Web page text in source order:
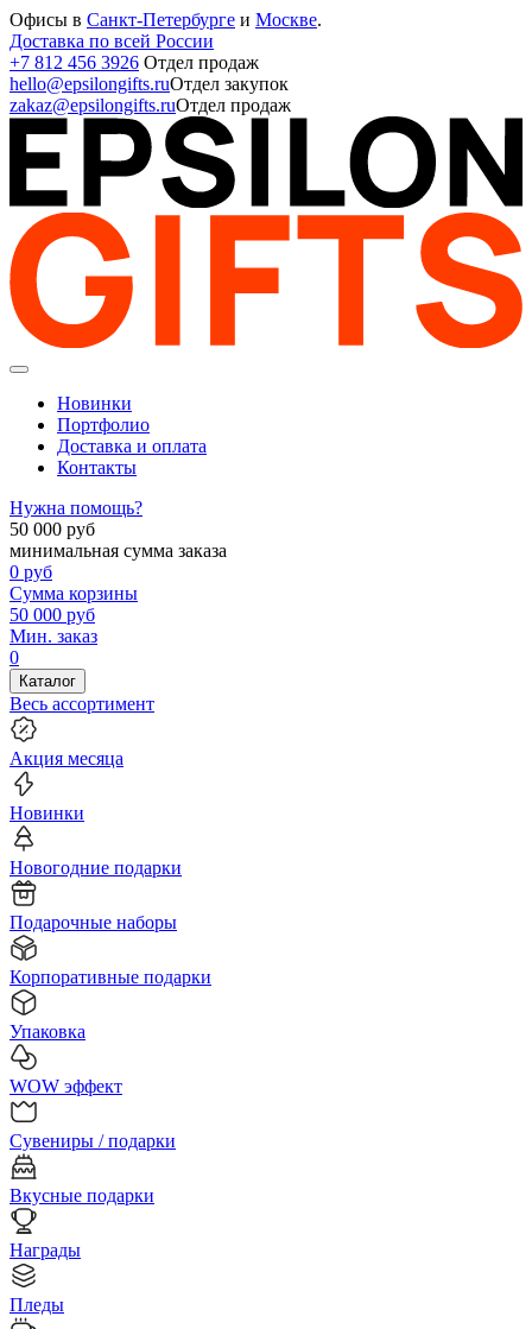
Офисы в Санкт-Петербурге и Москве.
Доставка по всей России
+7 812 456 3926 Отдел продаж
hello@epsilongifts.ruОтдел закупок
zakaz@epsilongifts.ruОтдел продаж
Новинки
Портфолио
Доставка и оплата
Контакты
Нужна помощь?
50 000 руб
минимальная сумма заказа
0 руб
Сумма корзины
50 000 руб
Мин. заказ
0
Каталог
Весь ассортимент
Акция месяца
Новинки
Новогодние подарки
Подарочные наборы
Корпоративные подарки
Упаковка
WOW эффект
Сувениры / подарки
Вкусные подарки
Награды
Пледы